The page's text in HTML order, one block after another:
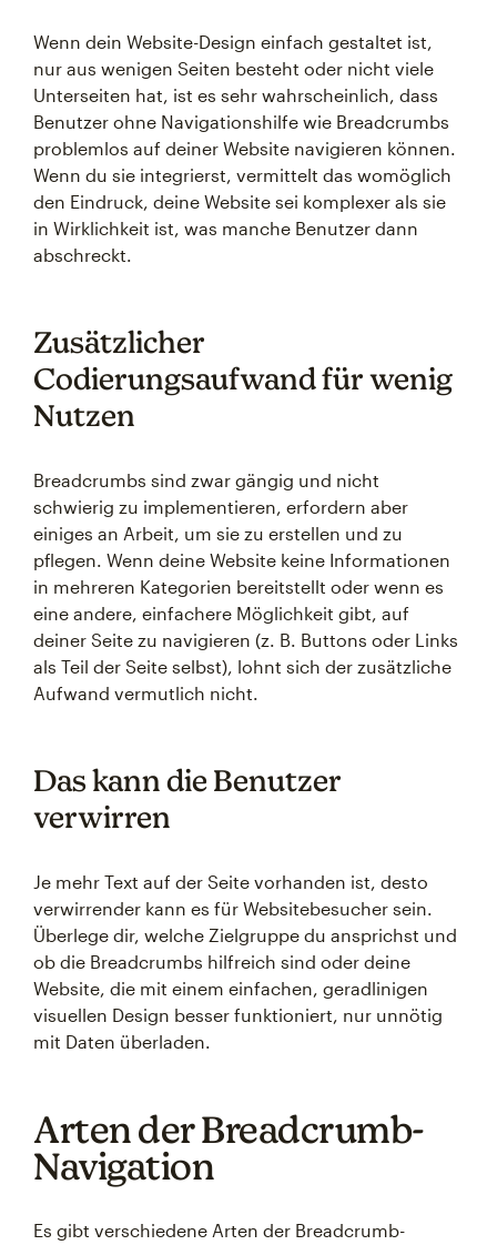
Wenn dein Website-Design einfach gestaltet ist,
nur aus wenigen Seiten besteht oder nicht viele
Unterseiten hat, ist es sehr wahrscheinlich, dass
Benutzer ohne Navigationshilfe wie Breadcrumbs
problemlos auf deiner Website navigieren können.
Wenn du sie integrierst, vermittelt das womöglich
den Eindruck, deine Website sei komplexer als sie
in Wirklichkeit ist, was manche Benutzer dann
abschreckt.
Zusätzlicher
Codierungsaufwand für wenig
Nutzen
Breadcrumbs sind zwar gängig und nicht
schwierig zu implementieren, erfordern aber
einiges an Arbeit, um sie zu erstellen und zu
pflegen. Wenn deine Website keine Informationen
in mehreren Kategorien bereitstellt oder wenn es
eine andere, einfachere Möglichkeit gibt, auf
deiner Seite zu navigieren (z. B. Buttons oder Links
als Teil der Seite selbst), lohnt sich der zusätzliche
Aufwand vermutlich nicht.
Das kann die Benutzer
verwirren
Je mehr Text auf der Seite vorhanden ist, desto
verwirrender kann es für Websitebesucher sein.
Überlege dir, welche Zielgruppe du ansprichst und
ob die Breadcrumbs hilfreich sind oder deine
Website, die mit einem einfachen, geradlinigen
visuellen Design besser funktioniert, nur unnötig
mit Daten überladen.
Arten der Breadcrumb-
Navigation
Es gibt verschiedene Arten der Breadcrumb-